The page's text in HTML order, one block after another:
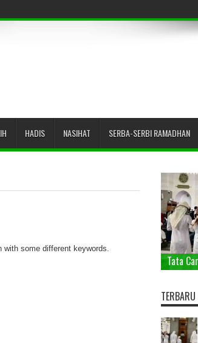
HADIS NASIHAT SERBA-SERBI RAMADHAN
with some different keywords.
Tata
TERBARU